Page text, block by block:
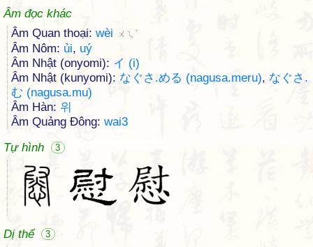
Âm đọc khác
Âm Quan thoại: wèi ㄨㄟˋ
Âm Nôm: ủi, uý
Âm Nhật (onyomi): イ (i)
Âm Nhật (kunyomi): なぐさ.める (nagusa.meru), なぐさ.
む (nagusa.mu)
Âm Hàn: 위
Âm Quảng Đông: wai3
Tự hình
3
Dị thể 3